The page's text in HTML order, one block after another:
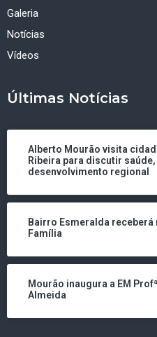
Galeria
Notícias
Vídeos
Últimas Notícias
Alberto Mourão visita
Ribeira para discutir
desenvolvimento regional
Bairro Esmeralda receberá
Família
Mourão inaugura a EM
Almeida